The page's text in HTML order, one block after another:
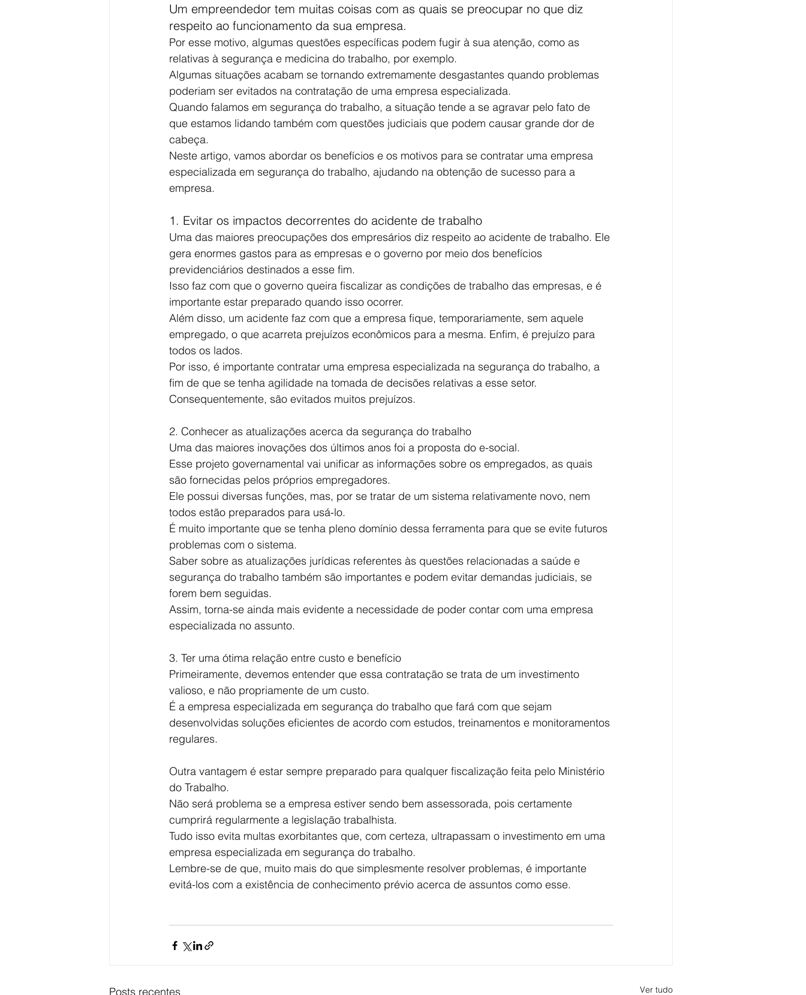
Um empreendedor tem muitas coisas com as quais se preocupar no que diz
respeito ao funcionamento da sua empresa.
Por esse motivo, algumas questões específicas podem fugir à sua atenção, como as
relativas à segurança e medicina do trabalho, por exemplo.
Algumas situações acabam se tornando extremamente desgastantes quando problemas
poderiam ser evitados na contratação de uma empresa especializada.
Quando falamos em segurança do trabalho, a situação tende a se agravar pelo fato de
que estamos lidando também com questões judiciais que podem causar grande dor de
cabeça.
Neste artigo, vamos abordar os benefícios e os motivos para se contratar uma empresa
especializada em segurança do trabalho, ajudando na obtenção de sucesso para a
empresa.
1. Evitar os impactos decorrentes do acidente de trabalho
Uma das maiores preocupações dos empresários diz respeito ao acidente de trabalho. Ele
gera enormes gastos para as empresas e o governo por meio dos benefícios
previdenciários destinados a esse fim.
Isso faz com que o governo queira fiscalizar as condições de trabalho das empresas, e é
importante estar preparado quando isso ocorrer.
Além disso, um acidente faz com que a empresa fique, temporariamente, sem aquele
empregado, o que acarreta prejuízos econômicos para a mesma. Enfim, é prejuízo para
todos os lados.
Por isso, é importante contratar uma empresa especializada na segurança do trabalho, a
fim de que se tenha agilidade na tomada de decisões relativas a esse setor.
Consequentemente, são evitados muitos prejuízos.
2. Conhecer as atualizações acerca da segurança do trabalho
Uma das maiores inovações dos últimos anos foi a proposta do e-social.
Esse projeto governamental vai unificar as informações sobre os empregados, as quais
são fornecidas pelos próprios empregadores.
Ele possui diversas funções, mas, por se tratar de um sistema relativamente novo, nem
todos estão preparados para usá-lo.
É muito importante que se tenha pleno domínio dessa ferramenta para que se evite futuros
problemas com o sistema.
Saber sobre as atualizações jurídicas referentes às questões relacionadas a saúde e
segurança do trabalho também são importantes e podem evitar demandas judiciais, se
forem bem seguidas.
Assim, torna-se ainda mais evidente a necessidade de poder contar com uma empresa
especializada no assunto.
3. Ter uma ótima relação entre custo e benefício
Primeiramente, devemos entender que essa contratação se trata de um investimento
valioso, e não propriamente de um custo.
É a empresa especializada em segurança do trabalho que fará com que sejam
desenvolvidas soluções eficientes de acordo com estudos, treinamentos e monitoramentos
regulares.
Outra vantagem é estar sempre preparado para qualquer fiscalização feita pelo Ministério
do Trabalho.
Não será problema se a empresa estiver sendo bem assessorada, pois certamente
cumprirá regularmente a legislação trabalhista.
Tudo isso evita multas exorbitantes que, com certeza, ultrapassam o investimento em uma
empresa especializada em segurança do trabalho.
Lembre-se de que, muito mais do que simplesmente resolver problemas, é importante
evitá-los com a existência de conhecimento prévio acerca de assuntos como esse.
Posts recentes Ver tudo